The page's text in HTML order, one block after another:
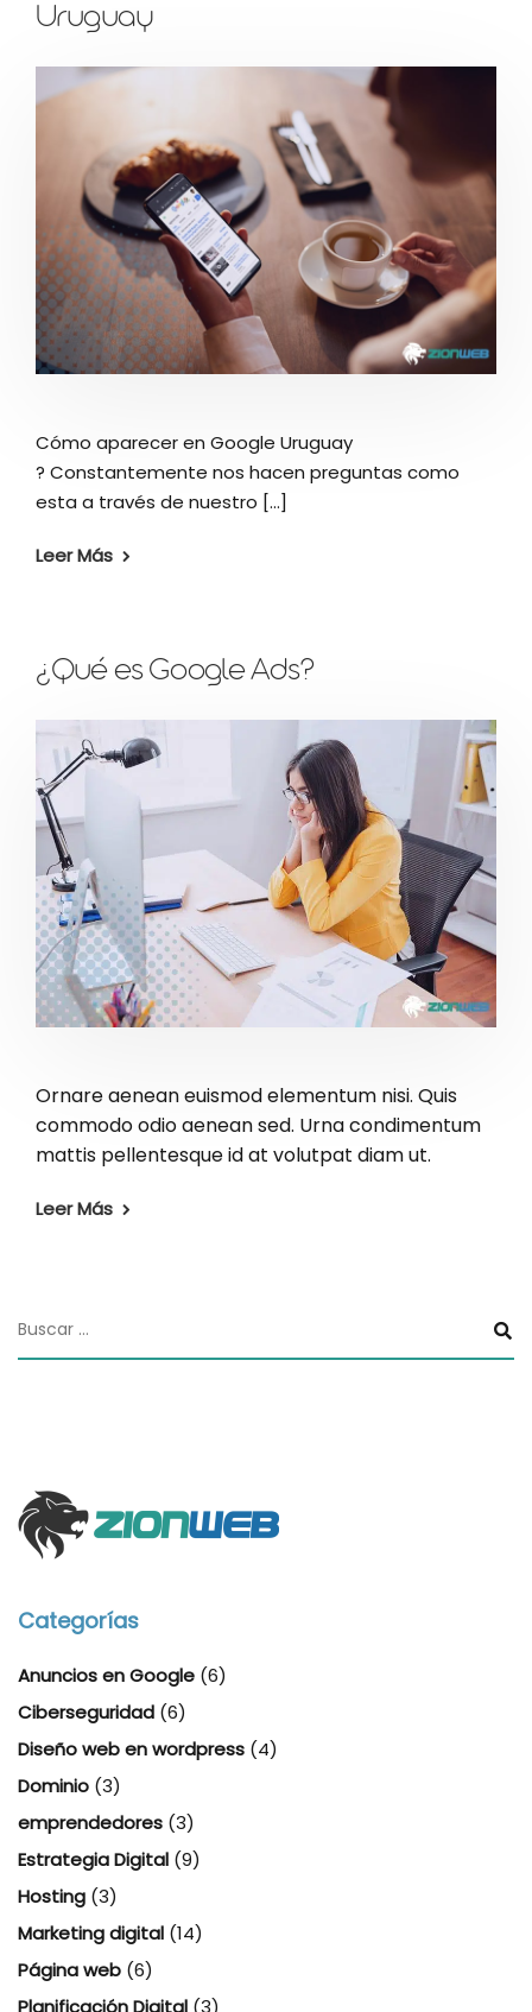
Uruguay
Cómo aparecer en Google Uruguay
? Constantemente nos hacen preguntas como
esta a través de nuestro [...]
Leer Más
¿Qué es Google Ads?
Ornare aenean euismod elementum nisi. Quis
commodo odio aenean sed. Urna condimentum
mattis pellentesque id at volutpat diam ut.
Leer Más
Categorías
Anuncios en Google (6)
Ciberseguridad (6)
Diseño web en wordpress (4)
Dominio (3)
emprendedores (3)
Estrategia Digital (9)
Hosting (3)
Marketing digital (14)
Página web (6)
Planificación Digital (3)